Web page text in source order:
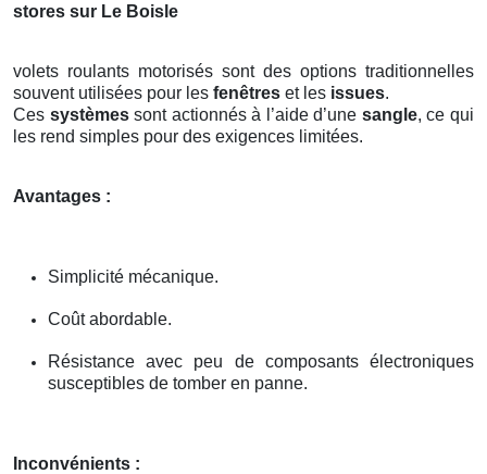
stores sur Le Boisle
volets roulants motorisés sont des options traditionnelles
souvent utilisées pour les fenêtres et les issues.
Ces systèmessont actionnés à l’aide d’une sangle, ce qui
les rend simples pour des exigences limitées.
Avantages :
Simplicité mécanique.
Coût abordable.
Résistance avec peu de composants électroniques
susceptibles de tomber en panne.
Inconvénients :